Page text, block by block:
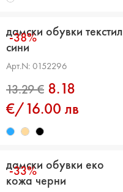
15.33 €
-38%
дамски обувки текстил
сини
Арт.N: 0152296
8.18
€/16.00 лв
-33%
дамски обувки еко
кожа черни